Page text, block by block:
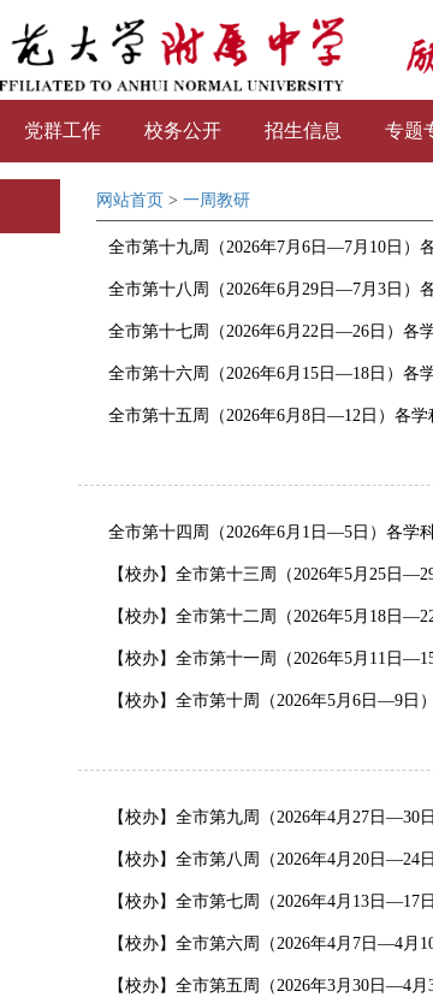
党群工作 校务公开 招生信息 专题
网站首页 > 一周教研
全市第十九周（2026年7月6日—7月10日）
全市第十八周（2026年6月29日—7月3日）
全市第十七周（2026年6月22日—26日）各
全市第十六周（2026年6月15日—18日）各
全市第十五周（2026年6月8日—12日）各学
全市第十四周（2026年6月1日—5日）各学
【校办】全市第十三周（2026年5月25日
【校办】全市第十二周（2026年5月18日
【校办】全市第十一周（2026年5月11日
【校办】全市第十周（2026年5月6日—9日
【校办】全市第九周（2026年4月27日—30
【校办】全市第八周（2026年4月20日—24
【校办】全市第七周（2026年4月13日—17
【校办】全市第六周（2026年4月7日—4月
【校办】全市第五周（2026年3月30日—4